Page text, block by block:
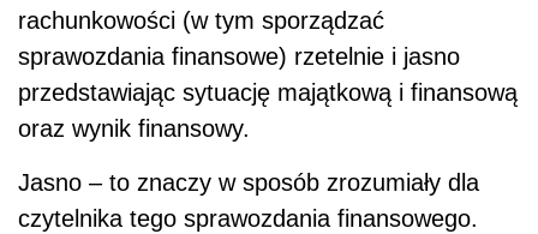
rachunkowości (w tym sporządzać
sprawozdania finansowe) rzetelnie i jasno
przedstawiając sytuację majątkową i finansową
oraz wynik finansowy.
Jasno – to znaczy w sposób zrozumiały dla
czytelnika tego sprawozdania finansowego.